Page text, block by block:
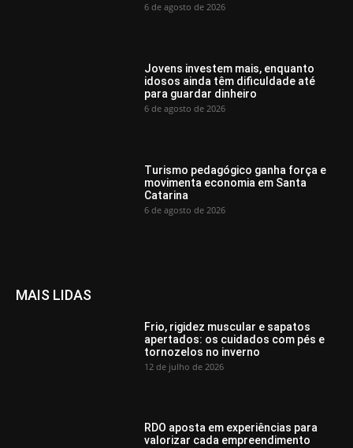
6 de agosto de 2026
Jovens investem mais, enquanto
idosos ainda têm dificuldade até
para guardar dinheiro
6 de agosto de 2026
Turismo pedagógico ganha força e
movimenta economia em Santa
Catarina
6 de agosto de 2026
MAIS LIDAS
Frio, rigidez muscular e sapatos
apertados: os cuidados com pés e
tornozelos no inverno
12 de julho de 2026
RDO aposta em experiências para
valorizar cada empreendimento